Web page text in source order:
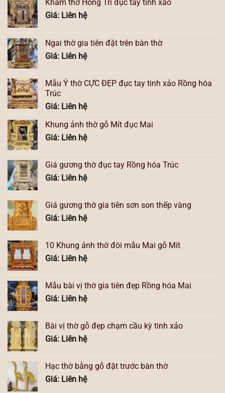
Khám thờ Hồng Trĩ đục tay tinh xảo
Giá: Liên hệ
Ngai thờ gia tiên đặt trên bàn thờ
Giá: Liên hệ
Mẫu Ỷ thờ CỰC ĐẸP đục tay tinh xảo Rồng hóa
Trúc
Giá: Liên hệ
Khung ảnh thờ gỗ Mít đục Mai
Giá: Liên hệ
Giá gương thờ đục tay Rồng hóa Trúc
Giá: Liên hệ
Giá gương thờ gia tiên sơn son thếp vàng
Giá: Liên hệ
10 Khung ảnh thờ đôi mẫu Mai gỗ Mít
Giá: Liên hệ
Mẫu bài vị thờ gia tiên đẹp Rồng hóa Mai
Giá: Liên hệ
Bài vị thờ gỗ đẹp chạm cầu kỳ tinh xảo
Giá: Liên hệ
Hạc thờ bằng gỗ đặt trước bàn thờ
Giá: Liên hệ